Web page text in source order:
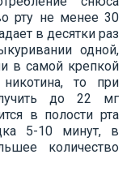
рту не менее 30
в десятки раз
одной,
в самой крепкой
то при
до 22 мг
в полости рта
5-10 минут, в
количество